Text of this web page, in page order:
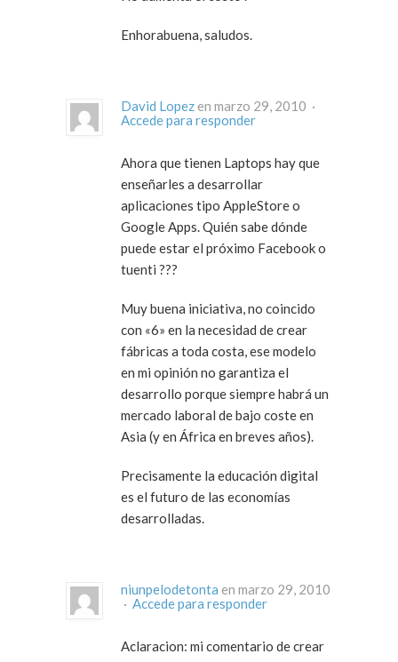
Enhorabuena, saludos.
David Lopez
en marzo 29, 2010 ·
Accede para responder
Ahora que tienen Laptops hay que
enseñarles a desarrollar
aplicaciones tipo AppleStore o
Google Apps. Quién sabe dónde
puede estar el próximo Facebook o
tuenti ???
Muy buena iniciativa, no coincido
con «6» en la necesidad de crear
fábricas a toda costa, ese modelo
en mi opinión no garantiza el
desarrollo porque siempre habrá un
mercado laboral de bajo coste en
Asia (y en África en breves años).
Precisamente la educación digital
es el futuro de las economías
desarrolladas.
niunpelodetonta en marzo 29, 2010
· Accede para responder
Aclaracion: mi comentario de crear